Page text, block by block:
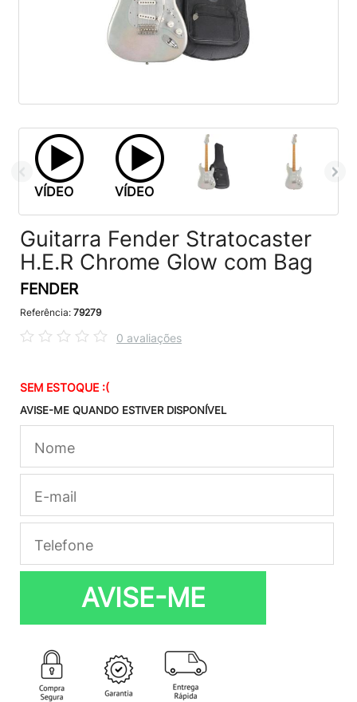
VÍDEO VÍDEO
Guitarra Fender Stratocaster
H.E.R Chrome Glow com Bag
FENDER
Referência: 79279
0 avaliações
SEM ESTOQUE :(
AVISE-ME QUANDO ESTIVER DISPONÍVEL
AVISE-ME